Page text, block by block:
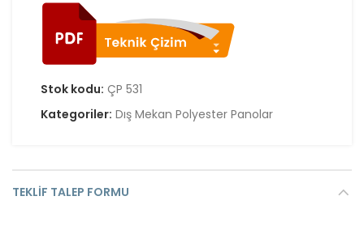
Stok kodu: ÇP 531
Kategoriler: Dış Mekan Polyester Panolar
TEKLIF TALEP FORMU